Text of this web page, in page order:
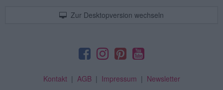
Zur Desktopversion wechseln
Kontakt| AGB| Impressum | Newsletter